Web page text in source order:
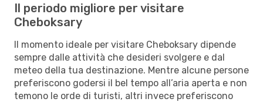
Il periodo migliore per visitare
Cheboksary
Il momento ideale per visitare Cheboksary dipende
sempre dalle attività che desideri svolgere e dal
meteo della tua destinazione. Mentre alcune persone
preferiscono godersi il bel tempo all’aria aperta e non
temono le orde di turisti, altri invece preferiscono